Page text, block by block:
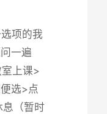
项的我
一遍
上课>
选>点
（暂时